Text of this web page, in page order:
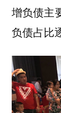
增负债主
负债占比